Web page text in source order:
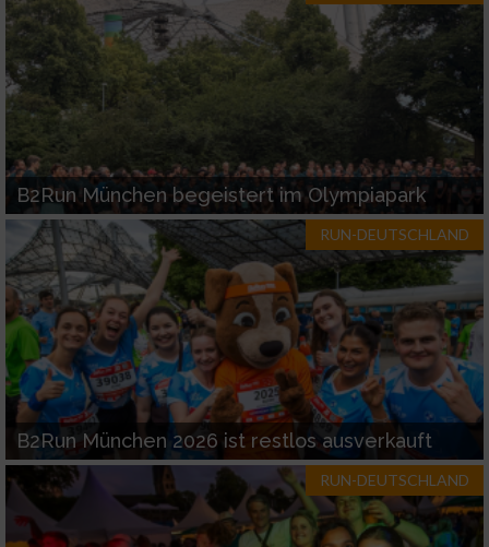
B2Run München begeistert im Olympiapark
RUN-DEUTSCHLAND
B2Run München 2026 ist restlos ausverkauft
RUN-DEUTSCHLAND
Notwendig
Performance
Funktional
Werbung